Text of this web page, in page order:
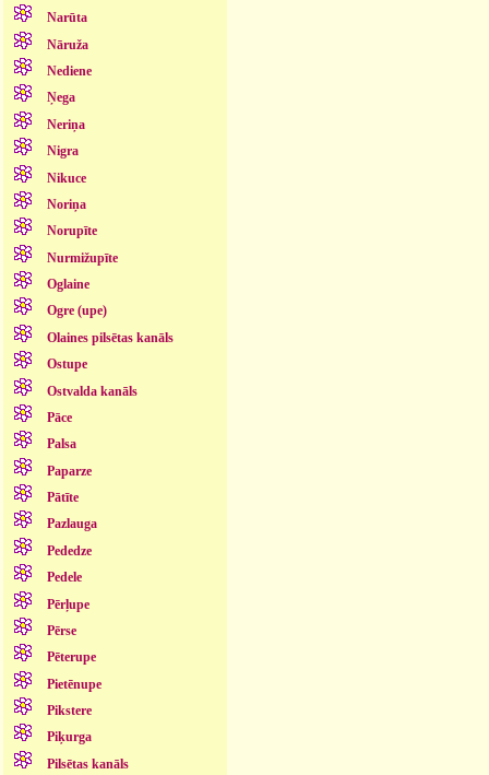
Narūta
Nāruža
Nediene
Ņega
Neriņa
Nigra
Nikuce
Noriņa
Norupīte
Nurmižupīte
Oglaine
Ogre (upe)
Olaines pilsētas kanāls
Ostupe
Ostvalda kanāls
Pāce
Palsa
Paparze
Pātīte
Pazlauga
Pededze
Pedele
Pērļupe
Pērse
Pēterupe
Pietēnupe
Pikstere
Piķurga
Pilsētas kanāls